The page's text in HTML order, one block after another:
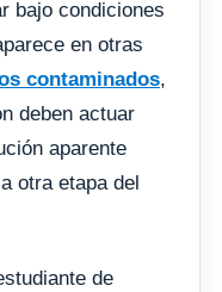
bajo condiciones
en otras
contaminados,
deben actuar
aparente
otra etapa del
de